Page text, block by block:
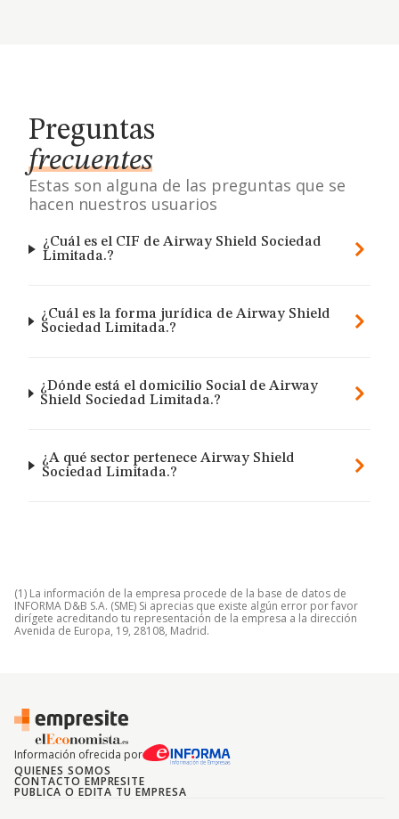
Preguntas
frecuentes
Estas son alguna de las preguntas que se
hacen nuestros usuarios
¿Cuál es el CIF de Airway Shield Sociedad
Limitada.?
¿Cuál es la forma jurídica de Airway Shield
Sociedad Limitada.?
¿Dónde está el domicilio Social de Airway
Shield Sociedad Limitada.?
¿A qué sector pertenece Airway Shield
Sociedad Limitada.?
(1) La información de la empresa procede de la base de datos de
INFORMA D&B S.A. (SME) Si aprecias que existe algún error por favor
dirígete acreditando tu representación de la empresa a la dirección
Avenida de Europa, 19, 28108, Madrid.
Información ofrecida por
QUIENES SOMOS
CONTACTO EMPRESITE
PUBLICA O EDITA TU EMPRESA